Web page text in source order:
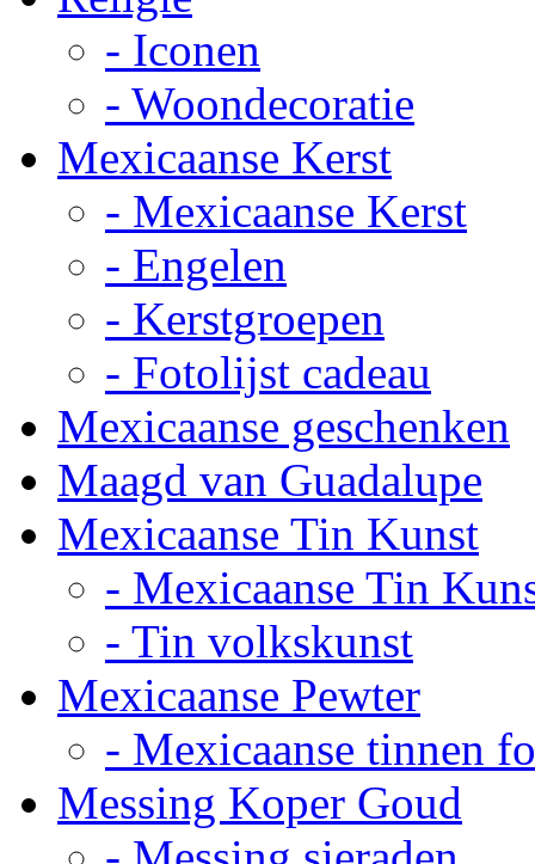
- Iconen
- Woondecoratie
Mexicaanse Kerst
- Mexicaanse Kerst
- Engelen
- Kerstgroepen
- Fotolijst cadeau
Mexicaanse geschenken
Maagd van Guadalupe
Mexicaanse Tin Kunst
- Mexicaanse Tin
- Tin volkskunst
Mexicaanse Pewter
- Mexicaanse tinnen
Messing Koper Goud